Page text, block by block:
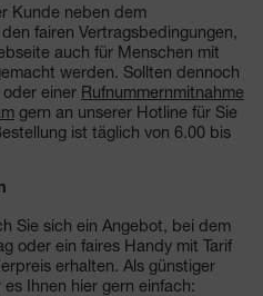
Kunde neben dem
fairen Vertragsbedingungen,
auch für Menschen mit
werden. Sollten dennoch
einer Rufnummernmitnahme
gern an unserer Hotline für Sie
ist täglich von 6.00 bis
Sie sich ein Angebot, bei dem
oder ein faires Handy mit Tarif
erhalten. Als günstiger
Ihnen hier gern einfach: